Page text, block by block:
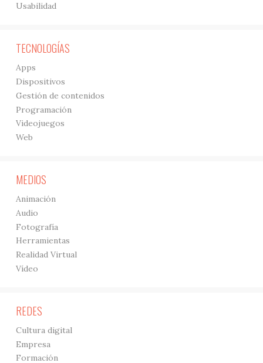
Usabilidad
TECNOLOGÍAS
Apps
Dispositivos
Gestión de contenidos
Programación
Videojuegos
Web
MEDIOS
Animación
Audio
Fotografía
Herramientas
Realidad Virtual
Vídeo
REDES
Cultura digital
Empresa
Formación